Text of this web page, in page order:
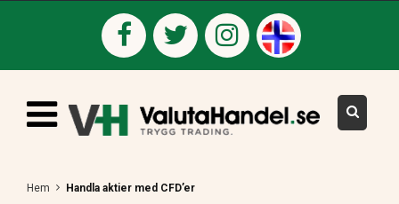
Hem Handla aktier med CFD’er